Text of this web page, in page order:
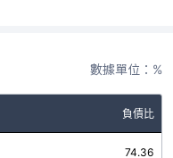
數據單位：%
負債比
74.36